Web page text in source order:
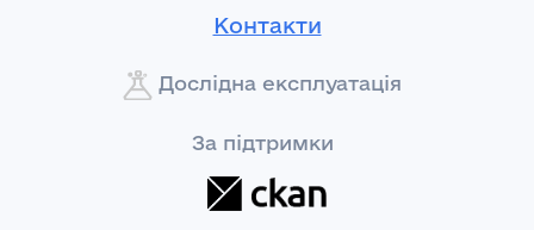
Контакти
Дослідна експлуатація
За підтримки